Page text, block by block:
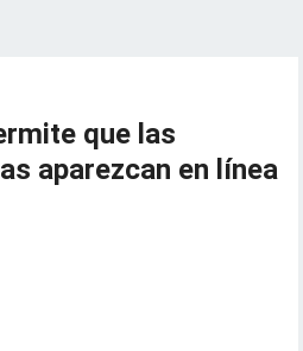
que las
aparezcan en línea